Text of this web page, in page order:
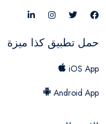
حمل تطبيق كذا ميزة
iOS App
Android App